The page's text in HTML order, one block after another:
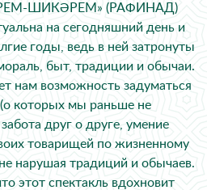
ШИКӘРЕМ» (РАФИНАД)
на сегодняшний день и
годы, ведь в ней затронуты
быт, традиции и обычаи.
нам возможность задуматься
которых мы раньше не
друг о друге, умение
товарищей по жизненному
нарушая традиций и обычаев.
этот спектакль вдохновит